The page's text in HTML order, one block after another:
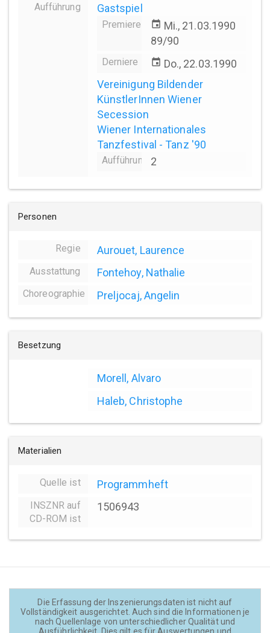
Aufführung Gastspiel
Premiere event Mi., 21.03.1990
89/90
Derniere event Do., 22.03.1990
Vereinigung Bildender
KünstlerInnen Wiener
Secession
Wiener Internationales
Tanzfestival - Tanz '90
Aufführungsanzahl
2
Personen
Regie Aurouet, Laurence
Ausstattung Fontehoy, Nathalie
Choreographie Preljocaj, Angelin
Besetzung
Morell, Alvaro
Haleb, Christophe
Materialien
Quelle ist Programmheft
INSZNR auf
CD-ROM ist
1506943
Die Erfassung der Inszenierungsdaten ist nicht auf
Vollständigkeit ausgerichtet. Auch sind die Informationen je
nach Quellenlage von unterschiedlicher Qualität und